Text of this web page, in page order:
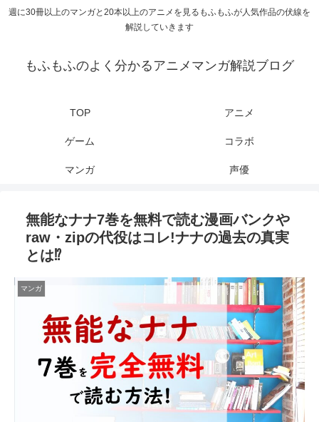
週に30冊以上のマンガと20本以上のアニメを見るもふもふが人気作品の伏線を
解説していきます
もふもふのよく分かるアニメマンガ解説ブログ
TOP アニメ
ゲーム コラボ
マンガ 声優
無能なナナ7巻を無料で読む漫画バンクや
raw・zipの代役はコレ!ナナの過去の真実
とは⁉
マンガ